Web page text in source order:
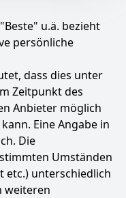
u.ä. bezieht
persönliche
dass dies unter
Zeitpunkt des
Anbieter möglich
Eine Angabe in
Die
Umständen
etc.) unterschiedlich
weiteren